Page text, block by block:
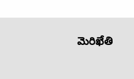
మెరిఖేతి